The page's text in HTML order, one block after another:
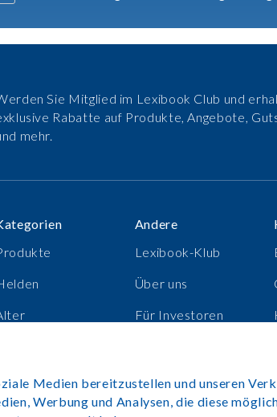
Sie Mitglied im Lexibook Club und
Rabatte auf Produkte, Angebote,
mehr.
Andere
Lexibook-Klub
Über uns
Für Investoren
Medien bereitzustellen und unseren
Werbung und Analysen, die diese